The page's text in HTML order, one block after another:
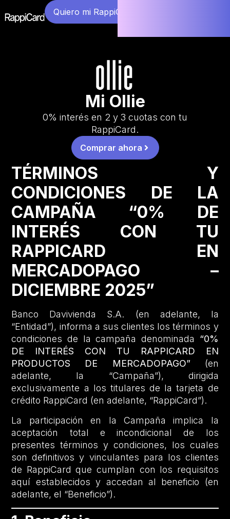
Quiero mi RappiCard
Mi Ollie
0% interés en 2 y 3 cuotas con tu
RappiCard.
Comprar ahora
TÉRMINOS Y
CONDICIONES DE LA
CAMPAÑA “0% DE
INTERÉS CON TU
RAPPICARD EN
MERCADOPAGO –
DICIEMBRE 2025”
Banco Davivienda S.A. (en adelante, la
“Entidad”), informa a sus clientes los términos y
condiciones de la campaña denominada “0%
DE INTERÉS CON TU RAPPICARD EN
PRODUCTOS DE MERCADOPAGO” (en
adelante, la “Campaña”), dirigida
exclusivamente a los titulares de la tarjeta de
crédito RappiCard (en adelante, “RappiCard”).
La participación en la Campaña implica la
aceptación total e incondicional de los
presentes términos y condiciones, los cuales
son definitivos y vinculantes para los clientes
de RappiCard que cumplan con los requisitos
aquí establecidos y accedan al beneficio (en
adelante, el “Beneficio”).